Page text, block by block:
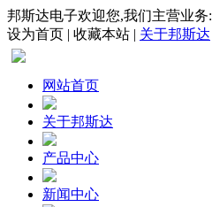
邦斯达电子欢迎您,我们主营业务:
设为首页 | 收藏本站 | 关于邦斯达
网站首页
关于邦斯达
产品中心
新闻中心